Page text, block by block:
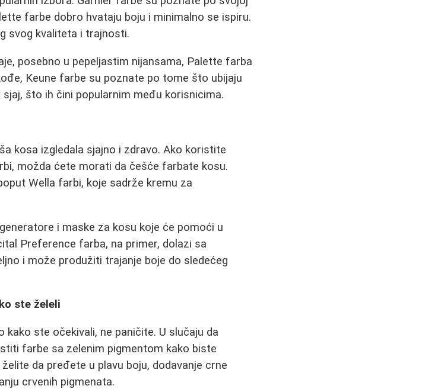
farbe dobro hvataju boju i minimalno se ispiru.
svog kvaliteta i trajnosti.
posebno u pepeljastim nijansama, Palette farba
Keune farbe su poznate po tome što ubijaju
što ih čini popularnim među korisnicima.
kosa izgledala sjajno i zdravo. Ako koristite
možda ćete morati da češće farbate kosu.
Wella farbi, koje sadrže kremu za
i maske za kosu koje će pomoći u
Preference farba, na primer, dolazi sa
i može produžiti trajanje boje do sledećeg
ste želeli
ste očekivali, ne paničite. U slučaju da
farbe sa zelenim pigmentom kako biste
da pređete u plavu boju, dodavanje crne
crvenih pigmenata.